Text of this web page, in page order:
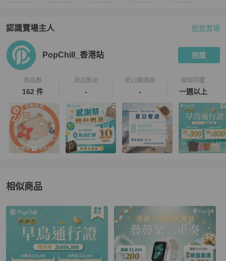
認識賣場主人
PopChill 拍拍圈嚴選賣家
逛逛賣場
PopChill_香港站 追蹤
商品數
162 件
商品售出
-
安心購通過
-
聊聊回覆
一週以上
相似商品
更多相似3.1 Phillip Lim女包推薦精品